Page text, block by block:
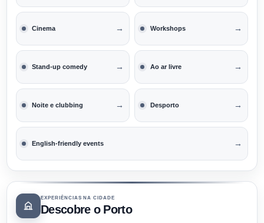
Cinema → Workshops →
Stand-up comedy → Ao ar livre →
Noite e clubbing → Desporto →
English-friendly events →
EXPERIÊNCIAS NA CIDADE
Descobre o Porto